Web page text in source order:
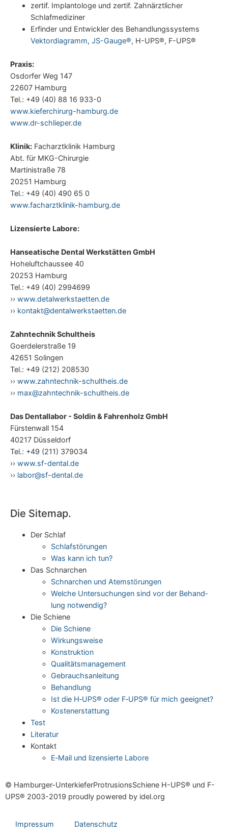
zertif. Implantologe und zertif. Zahnärztlicher
Schlafmediziner
Erfinder und Entwickler des Behandlungssystems
Vektordiagramm, JS-Gauge®, H-UPS®, F-UPS®
Praxis:
Osdorfer Weg 147
22607 Hamburg
Tel.: +49 (40) 88 16 933-0
www.kieferchirurg-hamburg.de
www.dr-schlieper.de
Klinik: Facharztklinik Hamburg
Abt. für MKG-Chirurgie
Martinistraße 78
20251 Hamburg
Tel.: +49 (40) 490 65 0
www.facharztklinik-hamburg.de
Lizensierte Labore:
Hanseatische Dental Werkstätten GmbH
Hoheluftchaussee 40
20253 Hamburg
Tel.: +49 (40) 2994699
›› www.detalwerkstaetten.de
›› kontakt@dentalwerkstaetten.de
Zahntechnik Schultheis
Goerdelerstraße 19
42651 Solingen
Tel.: +49 (212) 208530
›› www.zahntechnik-schultheis.de
›› max@zahntechnik-schultheis.de
Das Dentallabor - Soldin & Fahrenholz GmbH
Fürstenwall 154
40217 Düsseldorf
Tel.: +49 (211) 379034
›› www.sf-dental.de
›› labor@sf-dental.de
Die Sitemap.
Der Schlaf
Schlaf­stö­run­gen
Was kann ich tun?
Das Schnar­chen
Schnar­chen und Atemstörungen
Wel­che Unter­su­chun­gen sind vor der Behand­
lung notwendig?
Die Schie­ne
Die Schie­ne
Wir­kungs­wei­se
Kon­struk­ti­on
Qua­li­täts­ma­nage­ment
Gebrauchs­an­lei­tung
Behand­lung
Ist die H‑UPS® oder F‑UPS® für mich geeignet?
Kos­ten­er­stat­tung
Test
Lite­ra­tur
Kon­takt
E‑Mail und lizen­sier­te Labore
© Hamburger-UnterkieferProtrusionsSchiene H-UPS® und F-
UPS® 2003-2019 proudly powered by idel.org
Impres­sum Daten­schutz